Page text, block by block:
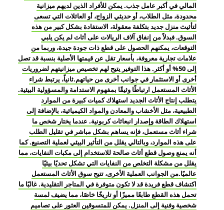
المالي في أكبر عامل جذب. يمكن للأفراد الذين لديهم ميزانية
محدودة، مثل الطلاب، أو حديثي الزواج، أو العائلات التي تسعى
لتأثيث منزل جديد بتكلفة معقولة، الاستفادة بشكل كبير من هذه
السوق. فبدلاً من إنفاق آلاف الريالات على أثاث لم يكن يلبي
التوقعات، يمكنهم الحصول على قطع ذات جودة جيدة، وربما من
علامات تجارية معروفة، بأسعار تقل عن قيمتها الأصلية بنسبة قد تصل
إلى 50% أو أكثر. هذا التوفير يتيح لهم تخصيص ميزانيتهم لضروريات
أخرى أو الاستثمار في جوانب أخرى من حياتهم.ثانياً، يرتبط شراء
الأثاث المستعمل ارتباطًا وثيقًا بمفهوم الاستدامة والمسؤولية البيئية.
يتطلب إنتاج الأثاث الجديد استهلاك كميات كبيرة من الموارد
الطبيعية، مثل الأخشاب والمعادن والمواد الكيميائية، بالإضافة إلى
استهلاك الطاقة وإصدار انبعاثات كربونية. عندما يختار شخص ما
شراء أثاث مستعمل، فإنه يساهم بشكل مباشر في تقليل الطلب
على هذه الموارد، وبالتالي يقلل من التأثير البيئي لعملية التصنيع. كما
أنه يمنع وصول قطع أثاث صالحة للاستخدام إلى مكبات النفايات، مما
يقلل من مشكلة التخلص من النفايات التي تشكل تحديًا بيئيًا
عالميًا.من الجوانب العملية الأخرى، تتيح سوق الأثاث المستعمل
اكتشاف قطع فريدة قد لا تكون متوفرة في المتاجر التقليدية. غالبًا ما
تحمل هذه القطع طابعًا مميزًا أو تاريخًا خاصًا، مما يضيف لمسة
شخصية وفنية إلى المنزل. يمكن للمتسوقين العثور على تصاميم